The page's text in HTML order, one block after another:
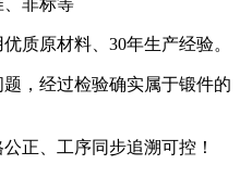
、非标等
质原材料、30年生产经验。
题，经过检验确实属于锻件的
正、工序同步追溯可控！